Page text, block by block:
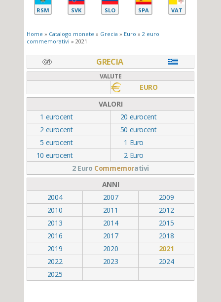
RSM SVK SLO SPA VAT
Home » Catalogo monete » Grecia » Euro » 2 euro
commemorativi » 2021
GRECIA
VALUTE
EURO
VALORI
1 eurocent 20 eurocent
2 eurocent 50 eurocent
5 eurocent 1 Euro
10 eurocent 2 Euro
2 Euro Commemorativi
ANNI
2004
2007
2009
2010
2011
2012
2013
2014
2015
2016
2017
2018
2019
2020
2021
2022
2023
2024
2025